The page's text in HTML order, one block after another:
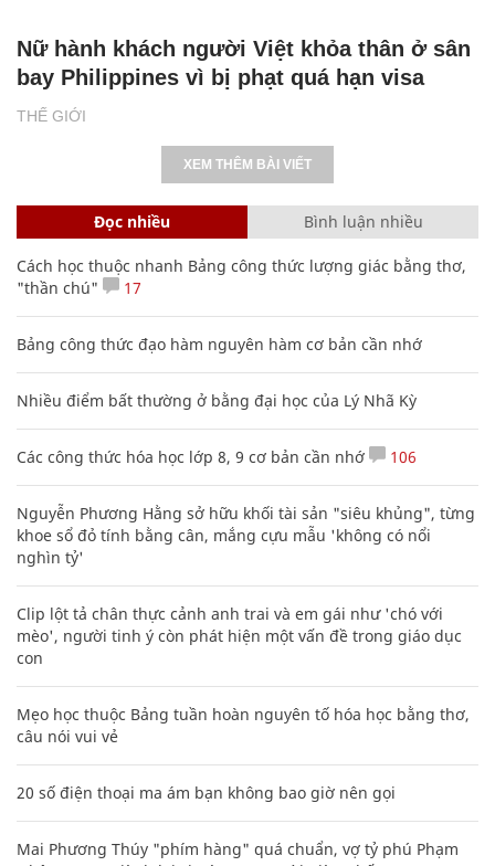
THẾ GIỚI
Nữ hành khách người Việt khỏa thân ở sân
bay Philippines vì bị phạt quá hạn visa
XEM THÊM BÀI VIẾT
Đọc nhiều Bình luận nhiều
Cách học thuộc nhanh Bảng công thức lượng giác bằng thơ,
"thần chú"
17
Bảng công thức đạo hàm nguyên hàm cơ bản cần nhớ
Nhiều điểm bất thường ở bằng đại học của Lý Nhã Kỳ
Các công thức hóa học lớp 8, 9 cơ bản cần nhớ 106
Nguyễn Phương Hằng sở hữu khối tài sản "siêu khủng", từng
khoe sổ đỏ tính bằng cân, mắng cựu mẫu 'không có nổi
nghìn tỷ'
Clip lột tả chân thực cảnh anh trai và em gái như 'chó với
mèo', người tinh ý còn phát hiện một vấn đề trong giáo dục
con
Mẹo học thuộc Bảng tuần hoàn nguyên tố hóa học bằng thơ,
câu nói vui vẻ
20 số điện thoại ma ám bạn không bao giờ nên gọi
Mai Phương Thúy "phím hàng" quá chuẩn, vợ tỷ phú Phạm